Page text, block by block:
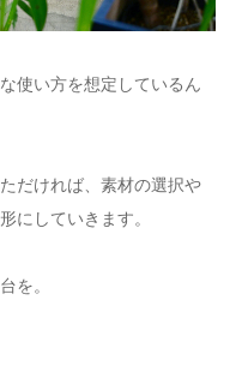
使い方を想定しているん
だければ、素材の選択や
にしていきます。
を。